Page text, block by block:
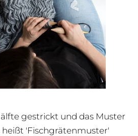
gestrickt und das Muster
heißt 'Fischgrätenmuster'